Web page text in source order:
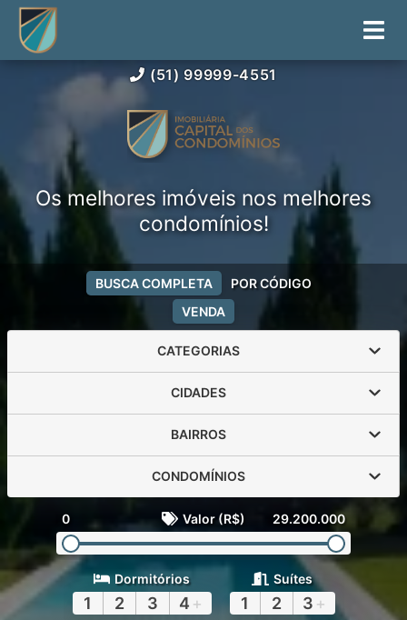
(51) 99999-4551
Os melhores imóveis nos melhores
condomínios!
VENDA
BUSCA COMPLETA POR CÓDIGO
CATEGORIAS
CIDADES
BAIRROS
CONDOMÍNIOS
0 Valor (R$) 29.200.000
Dormitórios
1 2 3 4 +
Suítes
1 2 3 +